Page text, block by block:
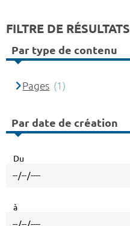
FILTRE DE RÉSULTATS
Par type de contenu
Pages (1)
Par date de création
Du
à